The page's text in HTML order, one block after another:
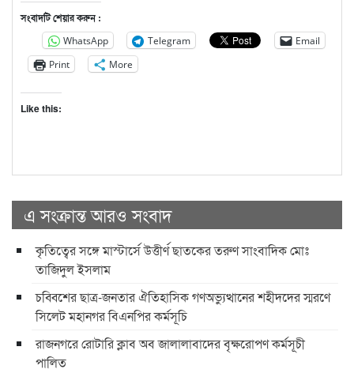
সংবাদটি শেয়ার করুন :
WhatsApp Telegram
Email
Print
More
Like this:
এ সংক্রান্ত আরও সংবাদ
কৃতিত্বের সঙ্গে মাস্টার্সে উত্তীর্ণ ছাতকের তরুণ সাংবাদিক মোঃ
তাজিদুল ইসলাম
চব্বিশের ছাত্র-জনতার ঐতিহাসিক গণঅভ্যুত্থানের শহীদদের স্মরণে
সিলেট মহানগর বিএনপির কর্মসূচি
রাজনগরে রোটারি ক্লাব অব জালালাবাদের বৃক্ষরোপণ কর্মসূচী
পালিত